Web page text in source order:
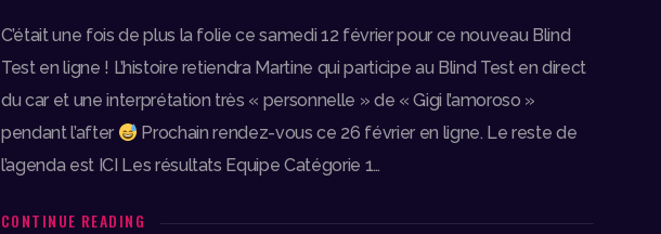
C’était une fois de plus la folie ce samedi 12 février pour ce nouveau Blind
Test en ligne ! L’histoire retiendra Martine qui participe au Blind Test en direct
du car et une interprétation très « personnelle » de « Gigi l’amoroso »
pendant l’after
Prochain rendez-vous ce 26 février en ligne. Le reste de
l’agenda est ICI Les résultats Equipe Catégorie 1…
CONTINUE READING